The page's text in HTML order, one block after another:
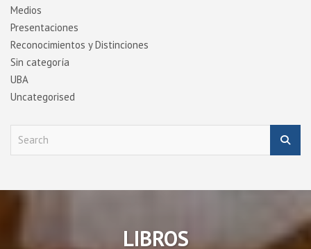
Medios
Presentaciones
Reconocimientos y Distinciones
Sin categoría
UBA
Uncategorised
c
LIBROS